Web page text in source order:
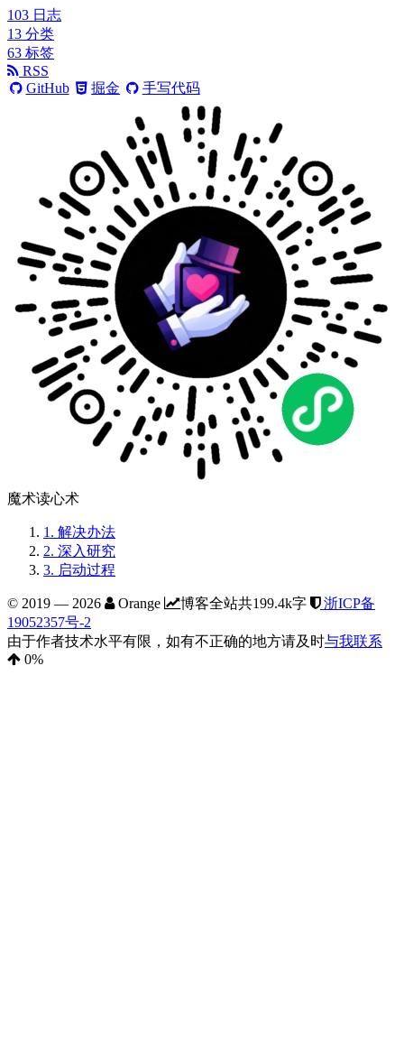
103 日志
13 分类
63 标签
RSS
GitHub
掘金 手写代码
魔术读心术
1. 解决办法
2. 深入研究
3. 启动过程
© 2019 — 2026 Orange 博客全站共199.4k字
浙ICP备
19052357号-2
由于作者技术水平有限，如有不正确的地方请及时与我联系
0%